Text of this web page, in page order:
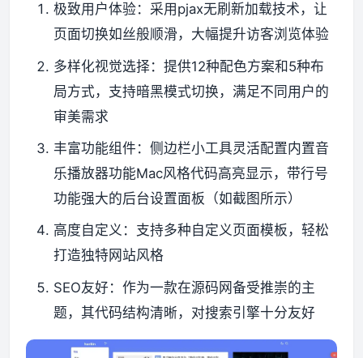
​​极致用户体验​​：采用pjax无刷新加载技术，让
页面切换如丝般顺滑，大幅提升访客浏览体验
​​多样化视觉选择​​：提供12种配色方案和5种布
局方式，支持暗黑模式切换，满足不同用户的
审美需求
​​丰富功能组件​​：侧边栏小工具灵活配置内置音
乐播放器功能Mac风格代码高亮显示，带行号
功能强大的后台设置面板（如截图所示）
​​高度自定义​​：支持多种自定义页面模板，轻松
打造独特网站风格
​​SEO友好​​：作为一款在源码网备受推崇的主
题，其代码结构清晰，对搜索引擎十分友好